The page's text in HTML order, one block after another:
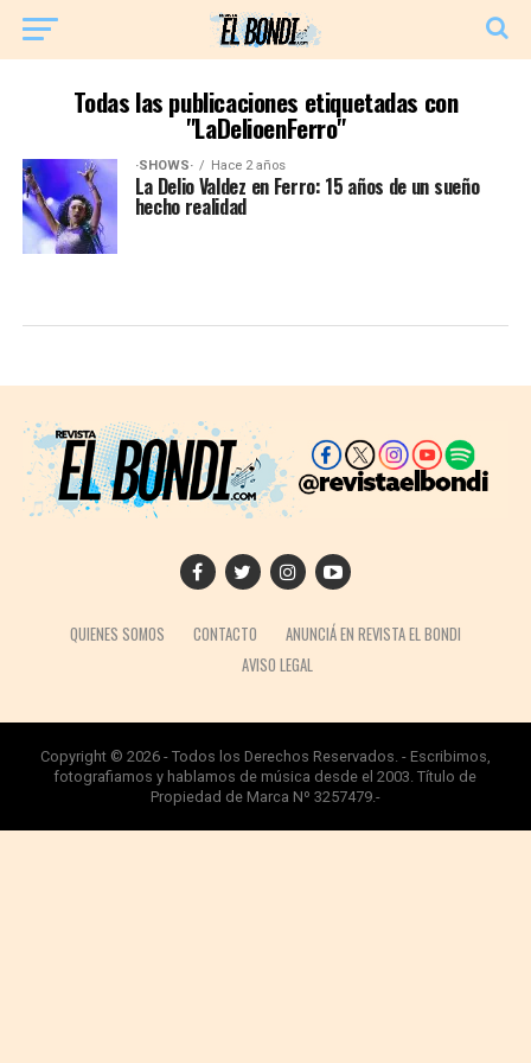
Todas las publicaciones etiquetadas con
"LaDelioenFerro"
·SHOWS· Hace 2 años
La Delio Valdez en Ferro: 15 años de un sueño
hecho realidad
QUIENES SOMOS CONTACTO
ANUNCIÁ EN REVISTA EL BONDI
AVISO LEGAL
Copyright © 2026 - Todos los Derechos Reservados. - Escribimos,
fotografiamos y hablamos de música desde el 2003. Título de
Propiedad de Marca Nº 3257479.-